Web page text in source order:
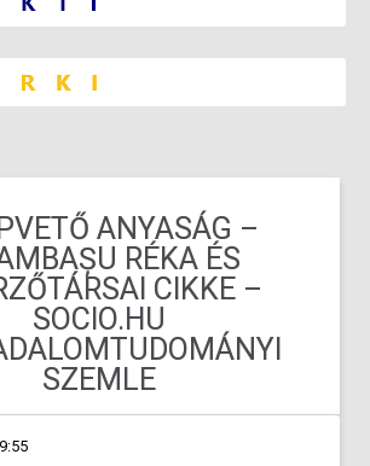
ANYASÁG –
RÉKA ÉS
CIKKE –
SOCIO.HU
SZEMLE